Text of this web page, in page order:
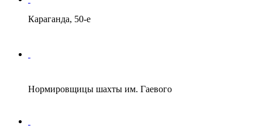
Караганда, 50-е
Нормировщицы шахты им. Гаевого